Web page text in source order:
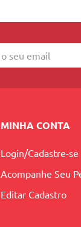
MINHA CONTA
Login/Cadastre-se
Acompanhe Seu
Editar Cadastro